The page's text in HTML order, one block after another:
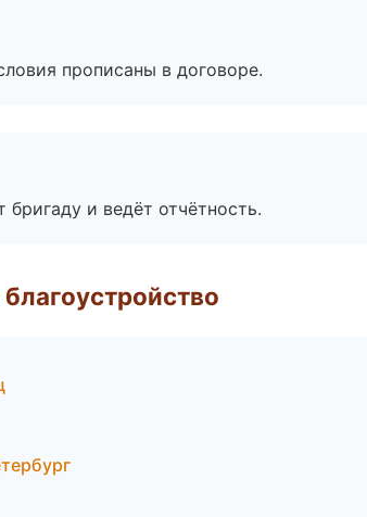
прописаны в договоре.
и ведёт отчётность.